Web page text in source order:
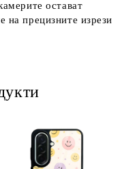
остават
на прецизните изрези